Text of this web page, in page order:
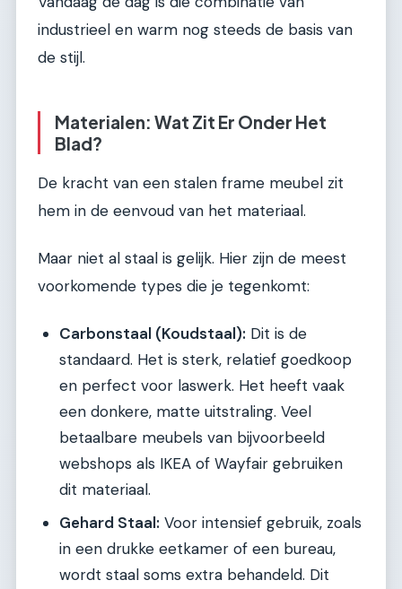
industrieel en warm nog steeds de basis van
de stijl.
Materialen: Wat Zit Er Onder Het
Blad?
De kracht van een stalen frame meubel zit
hem in de eenvoud van het materiaal.
Maar niet al staal is gelijk. Hier zijn de meest
voorkomende types die je tegenkomt:
Carbonstaal (Koudstaal): Dit is de
standaard. Het is sterk, relatief goedkoop
en perfect voor laswerk. Het heeft vaak
een donkere, matte uitstraling. Veel
betaalbare meubels van bijvoorbeeld
webshops als IKEA of Wayfair gebruiken
dit materiaal.
Gehard Staal: Voor intensief gebruik, zoals
in een drukke eetkamer of een bureau,
wordt staal soms extra behandeld. Dit